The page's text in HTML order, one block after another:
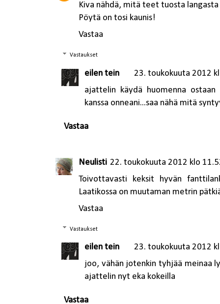
Kiva nähdä, mitä teet tuosta
Pöytä on tosi kaunis!
Vastaa
Vastaukset
eilen tein
23. toukokuuta 2012
ajattelin käydä huomenna ostaan
kanssa onneani...saa nähä mitä
Vastaa
Neulisti 22. toukokuuta 2012 klo
Toivottavasti keksit hyvän
Laatikossa on muutaman metrin
Vastaa
Vastaukset
eilen tein
23. toukokuuta 2012
joo, vähän jotenkin tyhjää meinaa
ajattelin nyt eka kokeilla
Vastaa